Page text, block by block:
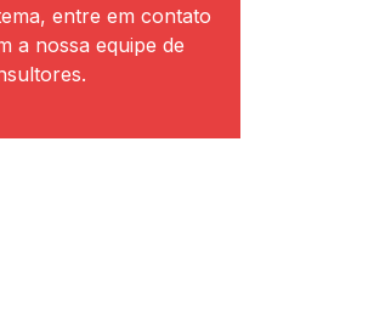
entre em contato
a nossa equipe de